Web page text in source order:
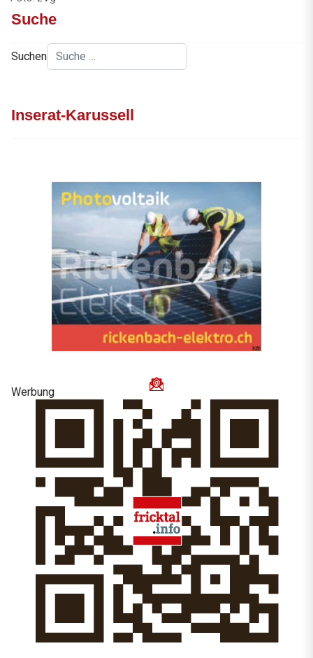
Suche
Suchen
Inserat-Karussell
Werbung